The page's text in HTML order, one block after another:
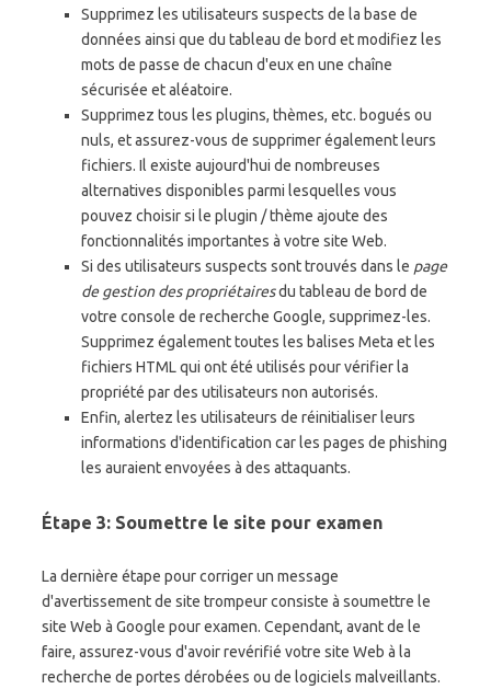
Supprimez les utilisateurs suspects de la base de
données ainsi que du tableau de bord et modifiez les
mots de passe de chacun d'eux en une chaîne
sécurisée et aléatoire.
Supprimez tous les plugins, thèmes, etc. bogués ou
nuls, et assurez-vous de supprimer également leurs
fichiers. Il existe aujourd'hui de nombreuses
alternatives disponibles parmi lesquelles vous
pouvez choisir si le plugin / thème ajoute des
fonctionnalités importantes à votre site Web.
Si des utilisateurs suspects sont trouvés dans le page
de gestion des propriétairesdu tableau de bord de
votre console de recherche Google, supprimez-les.
Supprimez également toutes les balises Meta et les
fichiers HTML qui ont été utilisés pour vérifier la
propriété par des utilisateurs non autorisés.
Enfin, alertez les utilisateurs de réinitialiser leurs
informations d'identification car les pages de phishing
les auraient envoyées à des attaquants.
Étape 3: Soumettre le site pour examen
La dernière étape pour corriger un message
d'avertissement de site trompeur consiste à soumettre le
site Web à Google pour examen. Cependant, avant de le
faire, assurez-vous d'avoir revérifié votre site Web à la
recherche de portes dérobées ou de logiciels malveillants.